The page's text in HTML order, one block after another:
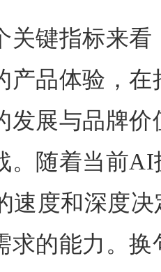
键指标来看
产品体验，
发展与品牌
。随着当前
速度和深度
求的能力。